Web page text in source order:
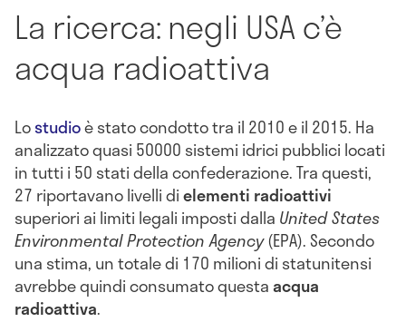
La ricerca: negli USA c’è
acqua radioattiva
Lostudioè stato condotto tra il 2010 e il 2015. Ha
analizzato quasi 50000 sistemi idrici pubblici locati
in tutti i 50 stati della confederazione. Tra questi,
27 riportavano livelli dielementi radioattivi
superiori ai limiti legali imposti dalla United States
Environmental Protection Agency(EPA). Secondo
una stima, un totale di 170 milioni di statunitensi
avrebbe quindi consumato questaacqua
radioattiva.